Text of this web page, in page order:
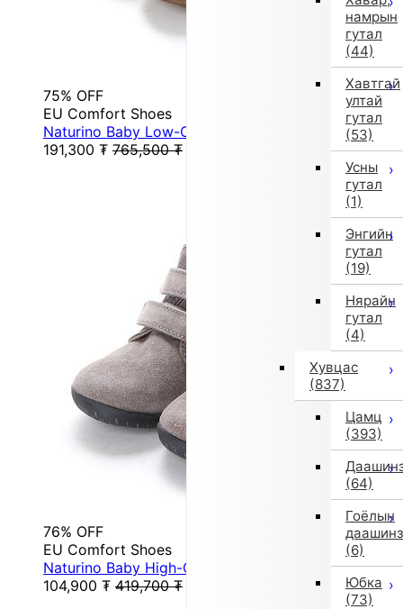
намрын
гутал
(44)
Хавтгай
ултай
гутал
(53)
Усны
гутал
(1)
Энгийн
гутал
(19)
Нярайн
гутал
(4)
Хувцас
(837)
Цамц
(393)
(64)
Гоёлын
даашинз
(6)
Юбка
(73)
75% OFF
EU Comfort Shoes
Naturino Baby Low-Cut Sneakers (Red)
191,300 ₮ 765,500 ₮
76% OFF
EU Comfort Shoes
Naturino Baby High-Cut Sneakers (Gray)
104,900 ₮ 419,700 ₮